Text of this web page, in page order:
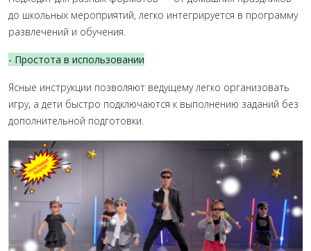
до школьных мероприятий, легко интегрируется в программу
развлечений и обучения.
- Простота в использовании
Ясные инструкции позволяют ведущему легко организовать
игру, а дети быстро подключаются к выполнению заданий без
дополнительной подготовки.